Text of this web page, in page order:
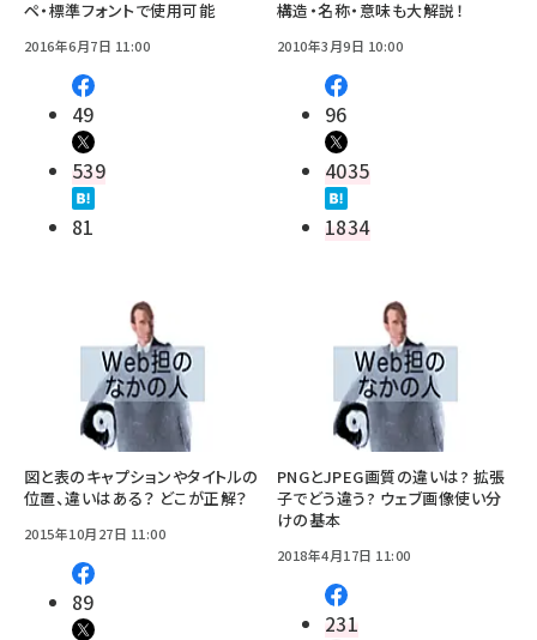
ペ・標準フォントで使用可能
2016年6月7日 11:00
49
539
81
構造・名称・意味も大解説！
2010年3月9日 10:00
96
4035
1834
図と表のキャプションやタイトルの
位置、違いはある？ どこが正解？
2015年10月27日 11:00
89
PNGとJPEG画質の違いは? 拡張
子でどう違う? ウェブ画像使い分
けの基本
2018年4月17日 11:00
231